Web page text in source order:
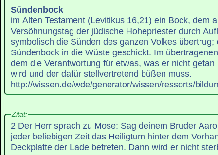
Sündenbock
im Alten Testament (Levitikus 16,21) ein Bock, dem
Versöhnungstag der jüdische Hohepriester durch
symbolisch die Sünden des ganzen Volkes übertrug;
Sündenbock in die Wüste geschickt. Im
dem die Verantwortung für etwas, was er nicht getan
wird und der dafür stellvertretend büßen muss.
http://wissen.de/wde/generator/wissen/ressorts/
Zitat:
2 Der Herr sprach zu Mose: Sag deinem Bruder
jeder beliebigen Zeit das Heiligtum hinter dem
Deckplatte der Lade betreten. Dann wird er nicht